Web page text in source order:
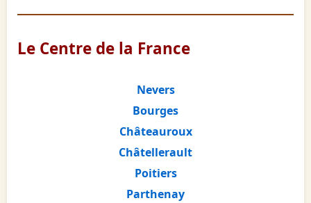
Le Centre de la France
Nevers
Bourges
Châteauroux
Châtellerault
Poitiers
Parthenay